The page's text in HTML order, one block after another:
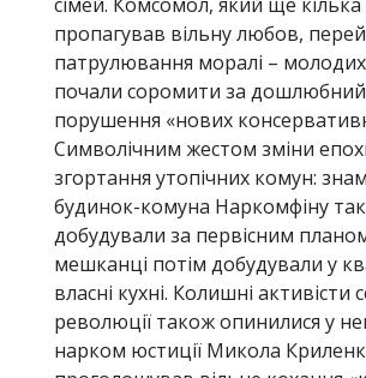
пропагував вільну любов,
патрулювання моралі –
почали соромити за дошлюбний
порушення «нових
Символічним жестом зміни
згортання утопічних комун:
будинок-комуна Наркомфіну так
добудували за первісним
мешканці потім добудували у
власні кухні. Колишні активісти
революції також опинилися у
нарком юстиції Микола